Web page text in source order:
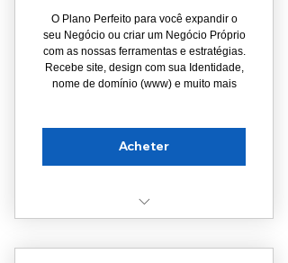
Selo em nossa Plataforma 🍹🌴
O Plano Perfeito para você expandir o
seu Negócio ou criar um Negócio Próprio
com as nossas ferramentas e estratégias.
Recebe site, design com sua Identidade,
nome de domínio (www) e muito mais
Acheter
adicionais